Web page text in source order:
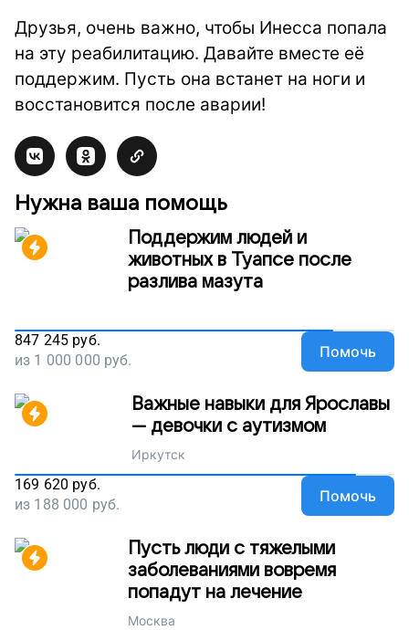
Друзья, очень важно, чтобы Инесса попала
на эту реабилитацию. Давайте вместе её
поддержим. Пусть она встанет на ноги и
восстановится после аварии!
Нужна ваша помощь
Поддержим людей и
животных в Туапсе после
разлива мазута
847 245 руб.
из 1 000 000 руб. Помочь
Важные навыки для Ярославы
— девочки с аутизмом
Иркутск
169 620 руб.
из 188 000 руб. Помочь
Пусть люди с тяжелыми
заболеваниями вовремя
попадут на лечение
Москва